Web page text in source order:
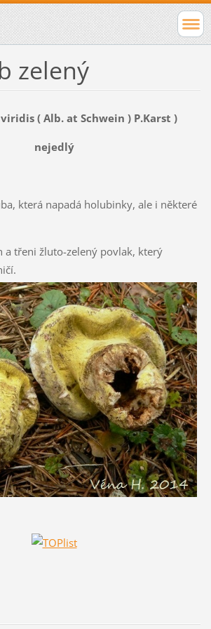
zelený
( Alb. at Schwein ) P.Karst )
nejedlý
která napadá holubinky, ale i některé
a třeni žluto-zelený povlak, který